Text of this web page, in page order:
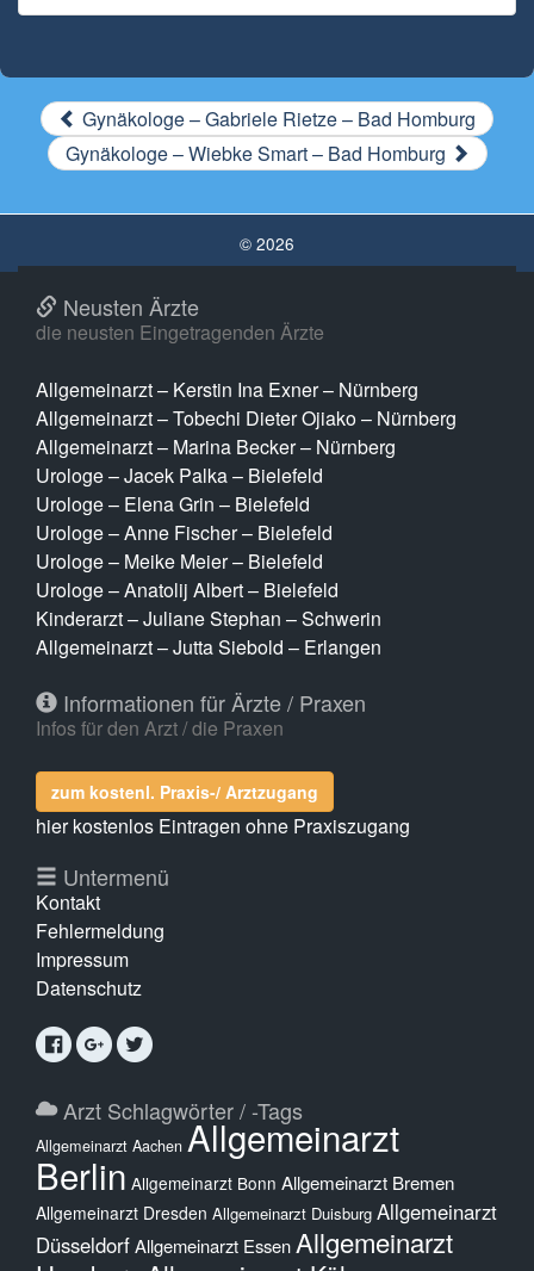
Gynäkologe – Gabriele Rietze – Bad Homburg
Gynäkologe – Wiebke Smart – Bad Homburg
© 2026
Neusten Ärzte
die neusten Eingetragenden Ärzte
Allgemeinarzt – Kerstin Ina Exner – Nürnberg
Allgemeinarzt – Tobechi Dieter Ojiako – Nürnberg
Allgemeinarzt – Marina Becker – Nürnberg
Urologe – Jacek Palka – Bielefeld
Urologe – Elena Grin – Bielefeld
Urologe – Anne Fischer – Bielefeld
Urologe – Meike Meier – Bielefeld
Urologe – Anatolij Albert – Bielefeld
Kinderarzt – Juliane Stephan – Schwerin
Allgemeinarzt – Jutta Siebold – Erlangen
Informationen für Ärzte / Praxen
Infos für den Arzt / die Praxen
zum kostenl. Praxis-/ Arztzugang
hier kostenlos Eintragen ohne Praxiszugang
Untermenü
Kontakt
Fehlermeldung
Impressum
Datenschutz
Arzt Schlagwörter / -Tags
Allgemeinarzt Aachen Allgemeinarzt
Berlin Allgemeinarzt Bonn Allgemeinarzt Bremen
Allgemeinarzt Dresden Allgemeinarzt Duisburg Allgemeinarzt
DüsseldorfAllgemeinarzt Essen Allgemeinarzt